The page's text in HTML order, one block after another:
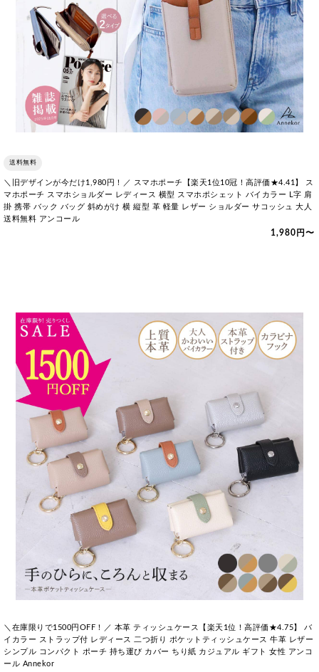
送料無料
＼旧デザインが今だけ1,980円！／ スマホポーチ【楽天1位10冠！高評価★4.41】 ス
マホポーチ スマホショルダー レディース 横型 スマホポシェット バイカラー L字 肩
掛 携帯 バック バッグ 斜めがけ 横 縦型 革 軽量 レザー ショルダー サコッシュ 大人
送料無料 アンコール
1,980円〜
＼在庫限りで1500円OFF！／ 本革 ティッシュケース【楽天1位！高評価★4.75】 バ
イカラー ストラップ付 レディース 二つ折り ポケットティッシュケース 牛革 レザー
シンプル コンパクト ポーチ 持ち運び カバー ちり紙 カジュアル ギフト 女性 アンコ
ール Annekor